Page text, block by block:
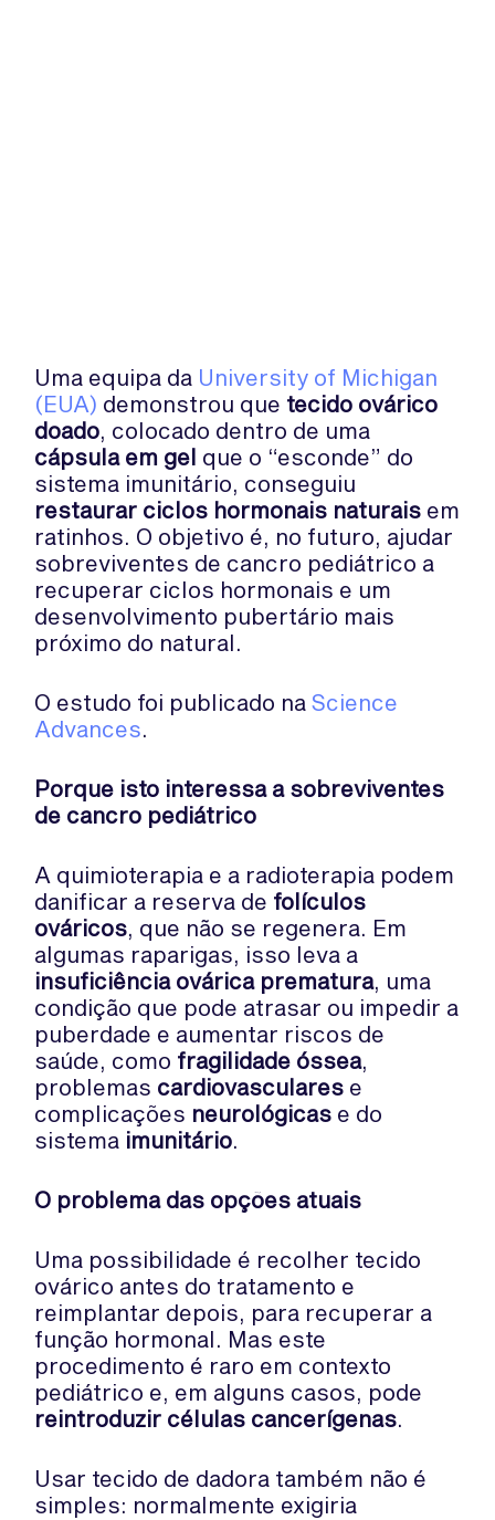
Uma equipa da University of Michigan
(EUA) demonstrou que tecido ovárico
doado, colocado dentro de uma
cápsula em gel que o “esconde” do
sistema imunitário, conseguiu
restaurar ciclos hormonais naturais em
ratinhos. O objetivo é, no futuro, ajudar
sobreviventes de cancro pediátrico a
recuperar ciclos hormonais e um
desenvolvimento pubertário mais
próximo do natural.
O estudo foi publicado naScience
Advances.
Porque isto interessa a sobreviventes
de cancro pediátrico
A quimioterapia e a radioterapia podem
danificar a reserva de folículos
ováricos, que não se regenera. Em
algumas raparigas, isso leva a
insuficiência ovárica prematura, uma
condição que pode atrasar ou impedir a
puberdade e aumentar riscos de
saúde, como fragilidade óssea,
problemas cardiovasculares e
complicações neurológicas e do
sistema imunitário.
O problema das opções atuais
Uma possibilidade é recolher tecido
ovárico antes do tratamento e
reimplantar depois, para recuperar a
função hormonal. Mas este
procedimento é raro em contexto
pediátrico e, em alguns casos, pode
reintroduzir células cancerígenas.
Usar tecido de dadora também não é
simples: normalmente exigiria